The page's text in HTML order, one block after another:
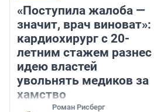
«Поступила жалоба —
значит, врач виноват»:
кардиохирург с 20-
летним стажем разнес
идею властей
увольнять медиков за
хамство
Роман Рисберг